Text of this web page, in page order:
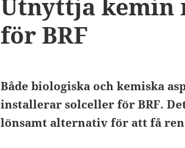
Utnyttja kemin
för BRF
Både biologiska och kemiska
installerar solceller för BRF.
lönsamt alternativ för att få